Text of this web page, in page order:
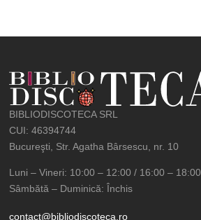
BIBLIODISCOTECA SRL
CUI: 46394744
Bucureşti, Str. Agatha Bârsescu, nr. 10
Luni – Vineri: 10:00 – 12:00 / 16:00 – 18:00
Sâmbătă – Duminică: Închis
contact@bibliodiscoteca.ro